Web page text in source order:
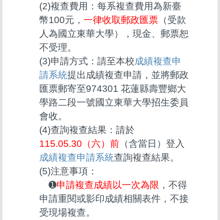
(2)複查費用：每系複查費用為新臺
幣100元， 一律收取郵政匯票 （受款
人為國立東華大學），現金、郵票恕
不受理。
(3)申請方式：請至本校成績複查申
請系統提出成績複查申請，並將郵政
匯票郵寄至974301 花蓮縣壽豐鄉大
學路二段一號國立東華大學招生委員
會收。
(4)查詢複查結果：請於
115.05.30（六）前 （含當日）登入
成績複查申請系統查詢複查結果。
(5)注意事項：
➊申請複查成績以一次為限 ，不得
申請重閱或影印成績相關表件，不接
受現場複查。